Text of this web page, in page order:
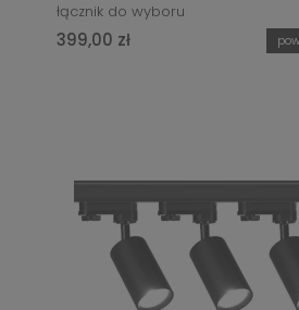
łącznik do wyboru
399,00 zł